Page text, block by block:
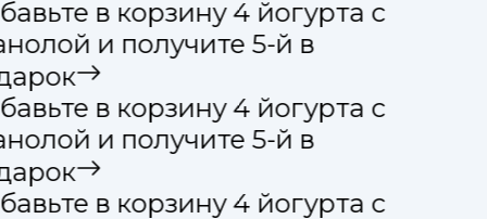
в корзину 4 йогурта с
и получите 5-й в
в корзину 4 йогурта с
и получите 5-й в
в корзину 4 йогурта с